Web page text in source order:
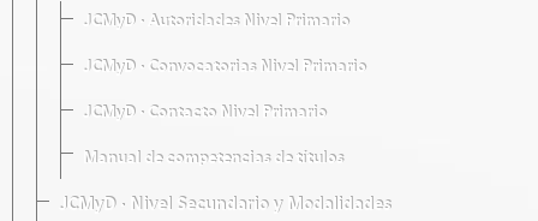
JCMyD · Autoridades Nivel Primario
JCMyD · Convocatorias Nivel Primario
JCMyD · Contacto Nivel Primario
Manual de competencias de títulos
JCMyD · Nivel Secundario y Modalidades